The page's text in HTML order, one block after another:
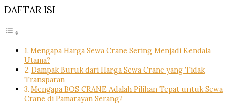
DAFTAR ISI
Mengapa Harga Sewa Crane Sering Menjadi Kendala
Utama?
Dampak Buruk dari Harga Sewa Crane yang Tidak
Transparan
Mengapa BOS CRANE Adalah Pilihan Tepat untuk Sewa
Crane di Pamarayan Serang?